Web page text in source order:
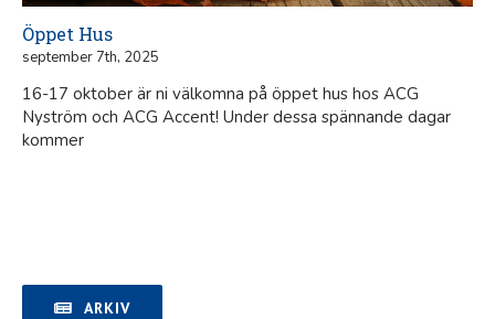
Öppet Hus
september 7th, 2025
16-17 oktober är ni välkomna på öppet hus hos ACG
Nyström och ACG Accent! Under dessa spännande dagar
kommer
ARKIV